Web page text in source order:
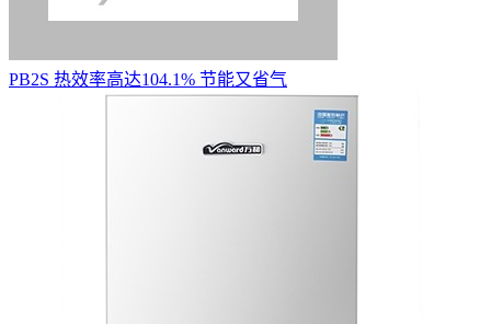
PB2S 热效率高达104.1% 节能又省气